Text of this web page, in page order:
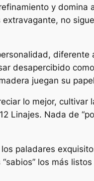
y domina
no
diferente
desapercibido
juegan su
lo mejor, cultivar
Linajes. Nada de
paladares
los más